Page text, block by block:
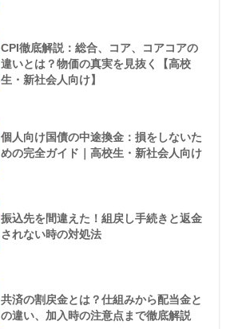
CPI徹底解説：総合、コア、コアコアの
違いとは？物価の真実を見抜く【高校
生・新社会人向け】
個人向け国債の中途換金：損をしないた
めの完全ガイド｜高校生・新社会人向け
振込先を間違えた！組戻し手続きと返金
されない時の対処法
共済の割戻金とは？仕組みから配当金と
の違い、加入時の注意点まで徹底解説